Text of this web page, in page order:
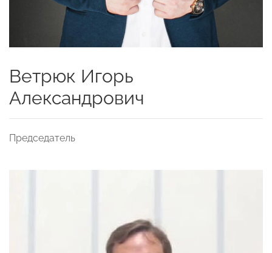
Ветрюк Игорь
Александрович
Председатель